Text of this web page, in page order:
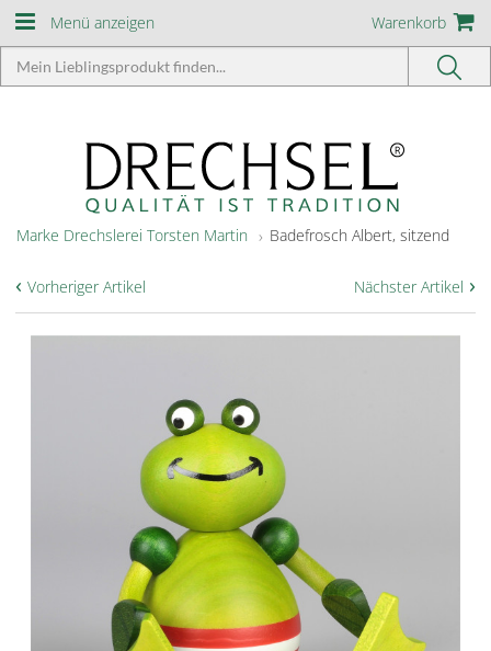
Menü anzeigen Warenkorb
Marke Drechslerei Torsten Martin Badefrosch Albert, sitzend
Nächster Artikel ›
‹ Vorheriger Artikel